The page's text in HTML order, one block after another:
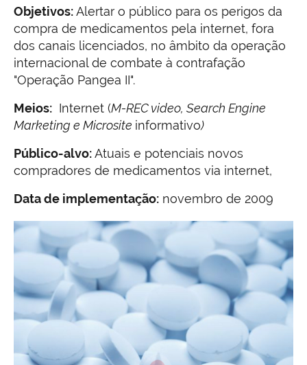
Objetivos:Alertar o público para os perigos da
compra de medicamentos pela internet, fora
dos canais licenciados, no âmbito da operação
internacional de combate à contrafação
"Operação Pangea II".
Meios: Internet (M-REC video, Search Engine
Marketing e Microsite informativo)
Público-alvo:Atuais e potenciais novos
compradores de medicamentos via internet,
Data de implementação: novembro de 2009